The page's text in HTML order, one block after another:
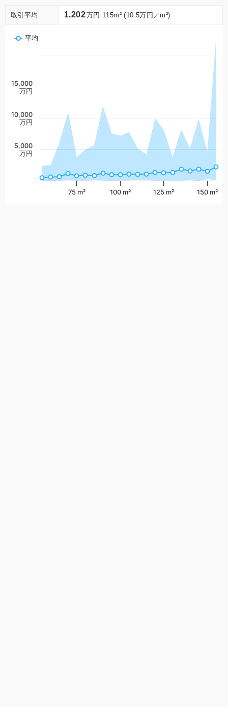
取引平均 1,202万円 115m² (10.5万円／m²)
平均
75 m² 100 m² 125 m² 150 m²
5,000
万円
10,000
万円
15,000
万円